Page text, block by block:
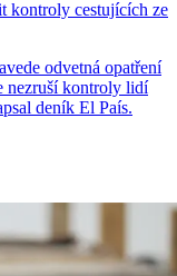
kontroly cestujících ze
odvetná opatření
nezruší kontroly lidí
deník El País.